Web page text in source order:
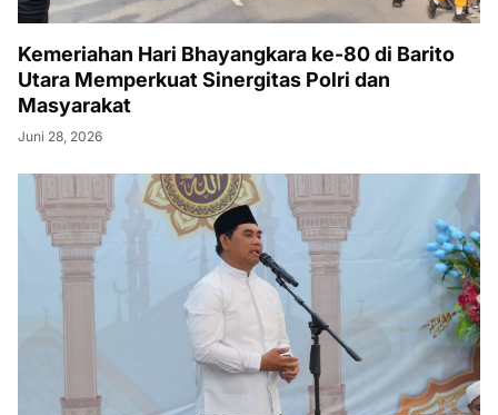
Kemeriahan Hari Bhayangkara ke-80 di Barito
Utara Memperkuat Sinergitas Polri dan
Masyarakat
Juni 28, 2026